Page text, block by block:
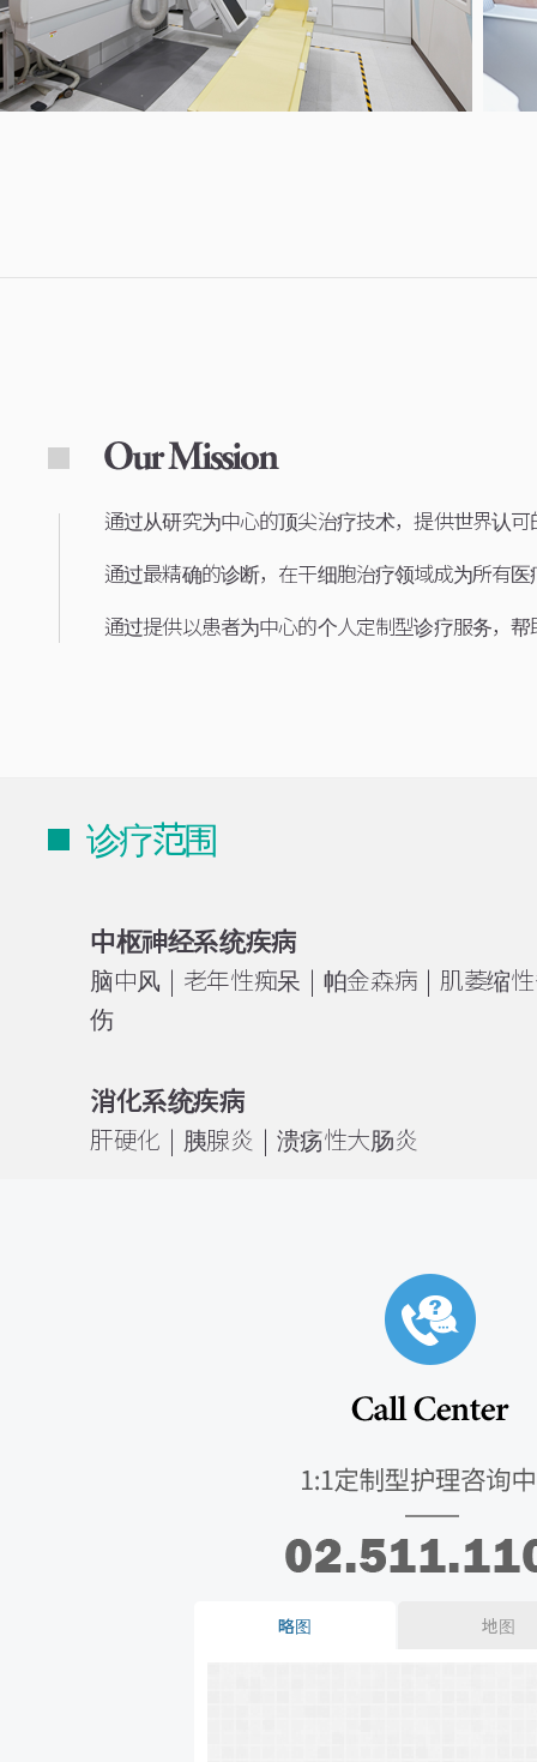
通过从研究为中心的顶尖治疗技术，提供世界认
通过最精确的诊断，在干细胞治疗领域成为所有
通过提供以患者为中心的个人定制型诊疗服务，
诊疗范围
中枢神经系统疾病
脑中风 | 老年性痴呆 | 帕金森病 | 肌萎缩
伤
消化系统疾病
肝硬化 | 胰腺炎 | 溃疡性大肠炎
略图 地图